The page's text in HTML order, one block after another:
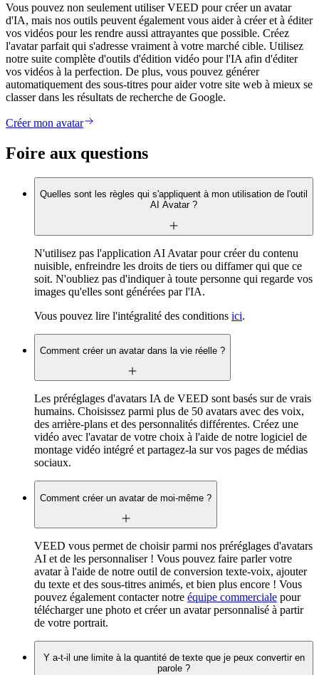
Vous pouvez non seulement utiliser VEED pour créer un avatar
d'IA, mais nos outils peuvent également vous aider à créer et à éditer
vos vidéos pour les rendre aussi attrayantes que possible. Créez
l'avatar parfait qui s'adresse vraiment à votre marché cible. Utilisez
notre suite complète d'outils d'édition vidéo pour l'IA afin d'éditer
vos vidéos à la perfection. De plus, vous pouvez générer
automatiquement des sous-titres pour aider votre site web à mieux se
classer dans les résultats de recherche de Google.
Créer mon avatar
Foire aux questions
Quelles sont les règles qui s'appliquent à mon utilisation de l'outil
AI Avatar ?
N'utilisez pas l'application AI Avatar pour créer du contenu
nuisible, enfreindre les droits de tiers ou diffamer qui que ce
soit. N'oubliez pas d'indiquer à toute personne qui regarde vos
images qu'elles sont générées par l'IA.
Vous pouvez lire l'intégralité des conditions ici.
Comment créer un avatar dans la vie réelle ?
Les préréglages d'avatars IA de VEED sont basés sur de vrais
humains. Choisissez parmi plus de 50 avatars avec des voix,
des arrière-plans et des personnalités différentes. Créez une
vidéo avec l'avatar de votre choix à l'aide de notre logiciel de
montage vidéo intégré et partagez-la sur vos pages de médias
sociaux.
Comment créer un avatar de moi-même ?
VEED vous permet de choisir parmi nos préréglages d'avatars
AI et de les personnaliser ! Vous pouvez faire parler votre
avatar à l'aide de notre outil de conversion texte-voix, ajouter
du texte et des sous-titres animés, et bien plus encore ! Vous
pouvez également contacter notre équipe commerciale pour
télécharger une photo et créer un avatar personnalisé à partir
de votre portrait.
Y a-t-il une limite à la quantité de texte que je peux convertir en
parole ?